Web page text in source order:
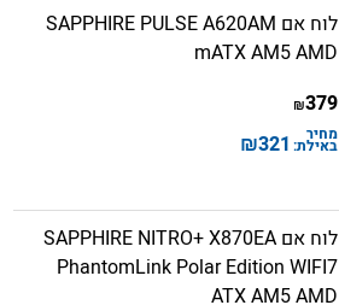
לוח אם SAPPHIRE PULSE A620AM
mATX AM5 AMD
379
₪
מחיר
באילת: 321
₪
לוח אם SAPPHIRE NITRO+ X870EA
PhantomLink Polar Edition WIFI7
ATX AM5 AMD